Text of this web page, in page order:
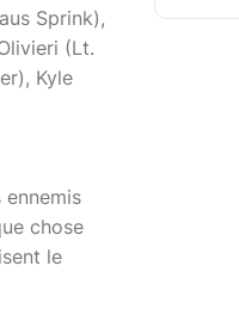
Sprink),
(Lt.
Kyle
ennemis
chose
le